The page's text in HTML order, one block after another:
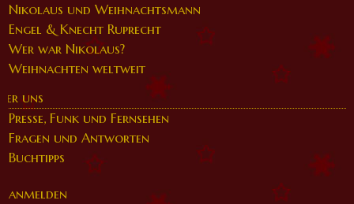
Nikolaus und Weihnachtsmann
Engel & Knecht Ruprecht
Wer war Nikolaus?
Weihnachten weltweit
uns
Presse, Funk und Fernsehen
Fragen und Antworten
Buchtipps
anmelden